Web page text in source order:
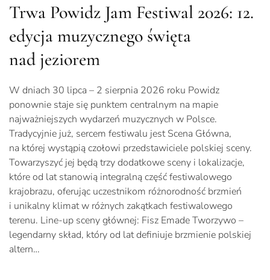
Trwa Powidz Jam Festiwal 2026: 12.
edycja muzycznego święta
nad jeziorem
W dniach 30 lipca – 2 sierpnia 2026 roku Powidz
ponownie staje się punktem centralnym na mapie
najważniejszych wydarzeń muzycznych w Polsce.
Tradycyjnie już, sercem festiwalu jest Scena Główna,
na której wystąpią czołowi przedstawiciele polskiej sceny.
Towarzyszyć jej będą trzy dodatkowe sceny i lokalizacje,
które od lat stanowią integralną część festiwalowego
krajobrazu, oferując uczestnikom różnorodność brzmień
i unikalny klimat w różnych zakątkach festiwalowego
terenu. Line-up sceny głównej: Fisz Emade Tworzywo –
legendarny skład, który od lat definiuje brzmienie polskiej
altern…